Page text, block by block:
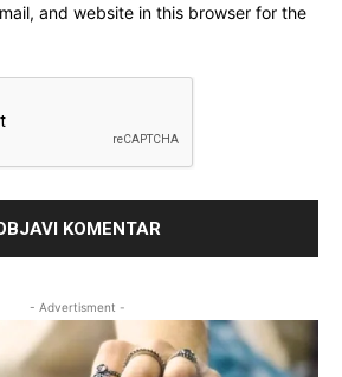
and website in this browser for the
- Advertisment -